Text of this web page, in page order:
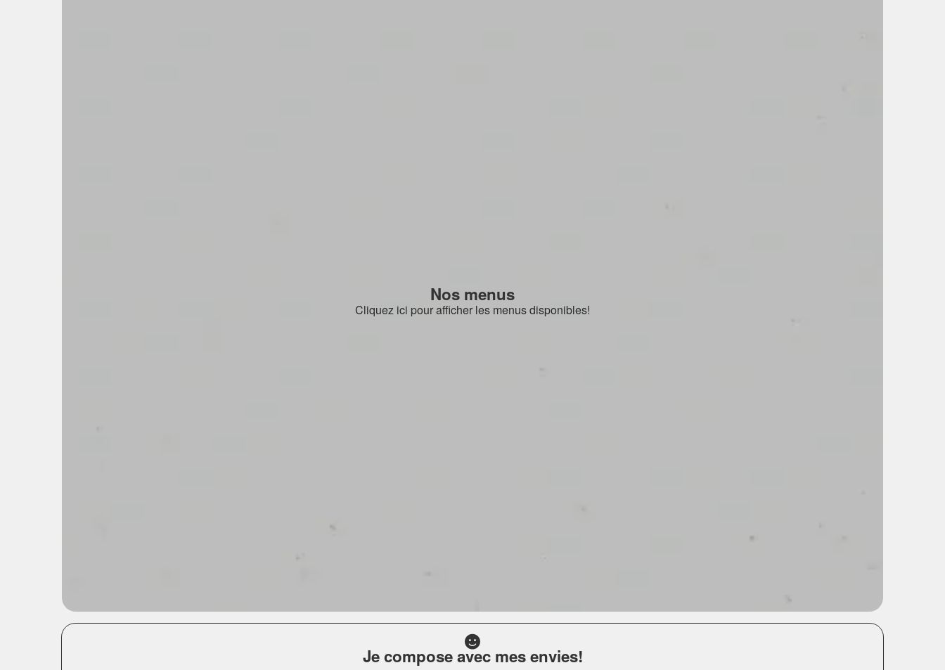
Nos menus
Cliquez ici pour afficher les menus disponibles!
Je compose avec mes envies!